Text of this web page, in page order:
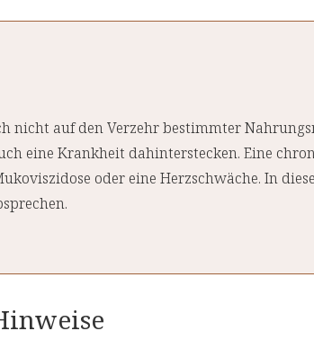
nicht auf den Verzehr bestimmter
eine Krankheit dahinterstecken. Eine
oder eine Herzschwäche. In